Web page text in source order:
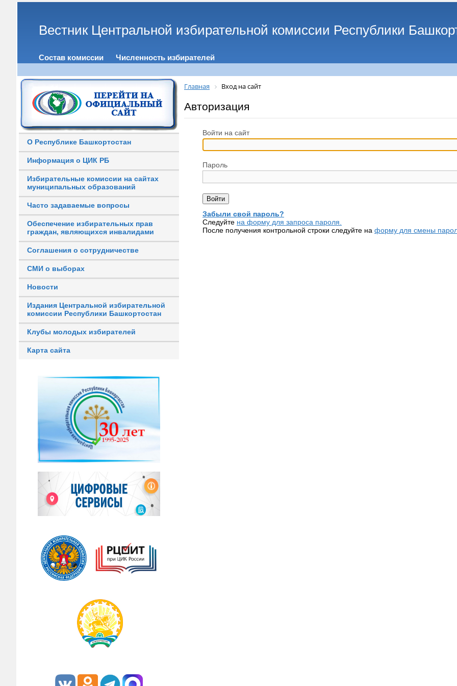
Вестник Центральной избирательной комиссии Республики
Состав комиссии Численность избирателей
О Республике Башкортостан
Информация о ЦИК РБ
Избирательные комиссии на сайтах
муниципальных образований
Часто задаваемые вопросы
Обеспечение избирательных прав
граждан, являющихся инвалидами
Соглашения о сотрудничестве
СМИ о выборах
Новости
Издания Центральной избирательной
комиссии Республики Башкортостан
Клубы молодых избирателей
Карта сайта
Главная Вход на сайт
Авторизация
Войти на сайт
Пароль
Забыли свой пароль?
Следуйте на форму для запроса пароля.
После получения контрольной строки следуйте на форму для смены